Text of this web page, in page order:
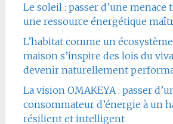
Le soleil : passer d’une menace
une ressource énergétique
L’habitat comme un
maison s’inspire des lois du
devenir naturellement
La vision OMAKEYA : passer
consommateur d’énergie à un
résilient et intelligent